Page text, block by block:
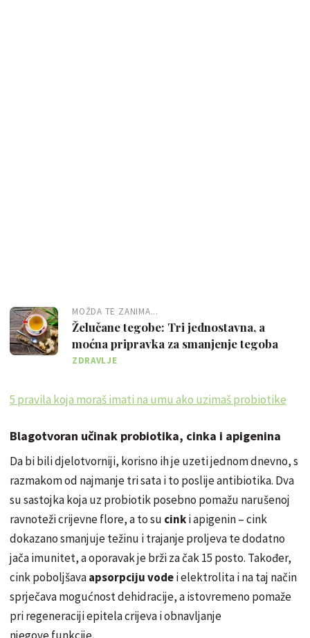
MOŽDA TE ZANIMA...
Želučane tegobe: Tri jednostavna, a
moćna pripravka za smanjenje tegoba
ZDRAVLJE
5 pravila koja moraš imati na umu ako uzimaš probiotike
Blagotvoran učinak probiotika, cinka i apigenina
Da bi bili djelotvorniji, korisno ih je uzeti jednom dnevno, s
razmakom od najmanje tri sata i to poslije antibiotika. Dva
su sastojka koja uz probiotik posebno pomažu narušenoj
ravnoteži crijevne flore, a to su cinki apigenin – cink
dokazano smanjuje težinu i trajanje proljeva te dodatno
jača imunitet, a oporavak je brži za čak 15 posto. Također,
cink poboljšavaapsorpciju vodei elektrolita i na taj način
sprječava mogućnost dehidracije, a istovremeno pomaže
pri regeneraciji epitela crijeva i obnavljanje